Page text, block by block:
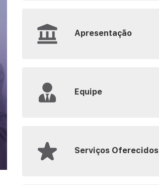
Apresentação
Equipe
Serviços Oferecidos